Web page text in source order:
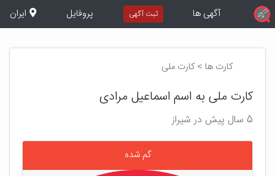
آگهی ها ثبت آگهی پروفایل ایران
کارت ها > کارت ملی
کارت ملی به اسم اسماعیل مرادی
5 سال پیش در شیراز
گم شده